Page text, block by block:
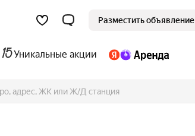
Разместить объявление
Уникальные акции